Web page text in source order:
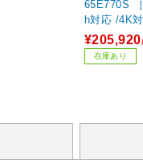
65E770S
h対応 /4K
チューナー
応］
¥205,920
在庫あり